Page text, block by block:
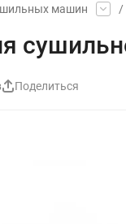
машин /
Поделиться